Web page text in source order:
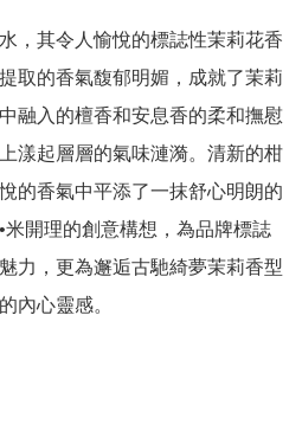
，其令人愉悅的標誌性茉莉花香
取的香氣馥郁明媚，成就了茉莉
融入的檀香和安息香的柔和撫慰
漾起層層的氣味漣漪。清新的柑
的香氣中平添了一抹舒心明朗的
開理的創意構想，為品牌標誌
力，更為邂逅古馳綺夢茉莉香型
內心靈感。